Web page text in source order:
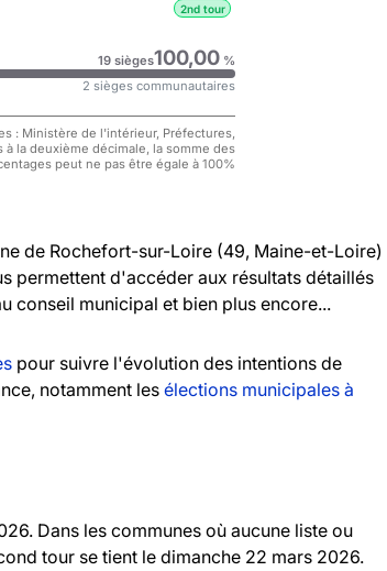
2nd tour
19 sièges100,00 %
2 sièges communautaires
: Ministère de l'intérieur, Préfectures,
la deuxième décimale, la somme des
peut ne pas être égale à 100%
de Rochefort-sur-Loire (49, Maine-et-Loire)
permettent d'accéder aux résultats détaillés
conseil municipal et bien plus encore...
pour suivre l'évolution des intentions de
notamment les élections municipales à
Dans les communes où aucune liste ou
tour se tient le dimanche 22 mars 2026.